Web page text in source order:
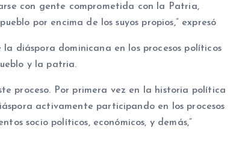
con gente comprometida con la Patria,
por encima de los suyos propios,” expresó
diáspora dominicana en los procesos políticos
y la patria.
proceso. Por primera vez en la historia política
activamente participando en los procesos
socio políticos, económicos, y demás,”